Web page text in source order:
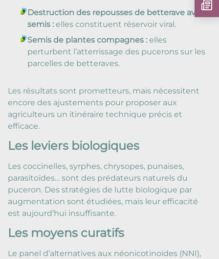
Destruction des repousses de betterave avant
semis : elles constituent réservoir viral.
Semis de plantes compagnes : elles
perturbent l’atterrissage des pucerons sur les
parcelles de betteraves.
Les résultats sont prometteurs, mais nécessitent
encore des ajustements pour proposer aux
agriculteurs un itinéraire technique précis et
efficace.
Les leviers biologiques
Les coccinelles, syrphes, chrysopes, punaises,
parasitoïdes… sont des prédateurs naturels du
puceron. Des stratégies de lutte biologique par
augmentation sont étudiées, mais leur efficacité
est aujourd’hui insuffisante.
Les moyens curatifs
Le panel d’alternatives aux néonicotinoïdes (NNI),